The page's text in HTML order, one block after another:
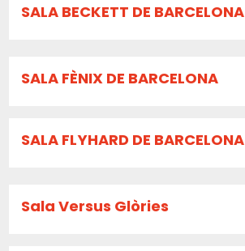
SALA BECKETT DE BARCELONA
SALA FÈNIX DE BARCELONA
SALA FLYHARD DE BARCELONA
Sala Versus Glòries